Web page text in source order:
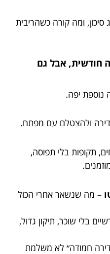
ומה קורה כשהריבית
חודשית, אבל גם
נוספת יפה.
דירה ולהצטלם עם מפתח.
תקופות בלי תפוסה,
– מה שנשאר אחרי הכול
בלי שוכר, תיקון גדול,
חמודה״ לא משלמת